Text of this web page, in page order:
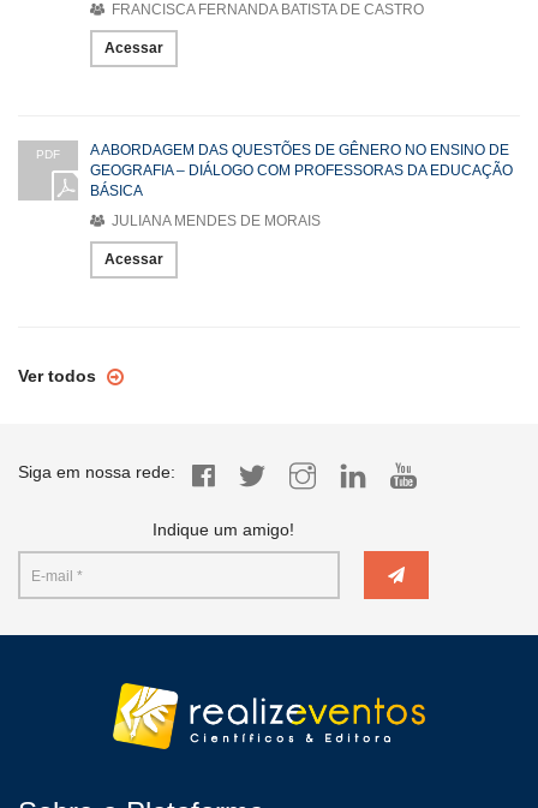
FRANCISCA FERNANDA BATISTA DE CASTRO
Acessar
PDF
A ABORDAGEM DAS QUESTÕES DE GÊNERO NO ENSINO DE
GEOGRAFIA – DIÁLOGO COM PROFESSORAS DA EDUCAÇÃO
BÁSICA
JULIANA MENDES DE MORAIS
Acessar
Ver todos
Siga em nossa rede:
Indique um amigo!